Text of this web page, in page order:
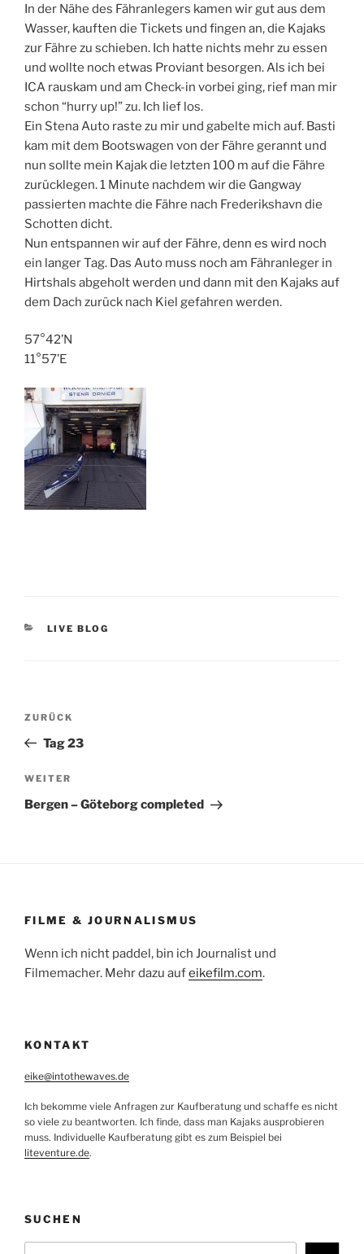
In der Nähe des Fähranlegers kamen wir gut aus dem
Wasser, kauften die Tickets und fingen an, die Kajaks
zur Fähre zu schieben. Ich hatte nichts mehr zu essen
und wollte noch etwas Proviant besorgen. Als ich bei
ICA rauskam und am Check-in vorbei ging, rief man mir
schon “hurry up!” zu. Ich lief los.
Ein Stena Auto raste zu mir und gabelte mich auf. Basti
kam mit dem Bootswagen von der Fähre gerannt und
nun sollte mein Kajak die letzten 100 m auf die Fähre
zurücklegen. 1 Minute nachdem wir die Gangway
passierten machte die Fähre nach Frederikshavn die
Schotten dicht.
Nun entspannen wir auf der Fähre, denn es wird noch
ein langer Tag. Das Auto muss noch am Fähranleger in
Hirtshals abgeholt werden und dann mit den Kajaks auf
dem Dach zurück nach Kiel gefahren werden.
57°42’N
11°57’E
KATEGORIEN
LIVE BLOG
Beitragsnavigation
Vorheriger
Beitrag
ZURÜCK
Tag 23
Nächster
Beitrag
WEITER
Bergen – Göteborg completed
FILME & JOURNALISMUS
Wenn ich nicht paddel, bin ich Journalist und
Filmemacher. Mehr dazu aufeikefilm.com.
KONTAKT
eike@intothewaves.de
Ich bekomme viele Anfragen zur Kaufberatung und schaffe es nicht
so viele zu beantworten. Ich finde, dass man Kajaks ausprobieren
muss. Individuelle Kaufberatung gibt es zum Beispiel bei
liteventure.de.
SUCHEN